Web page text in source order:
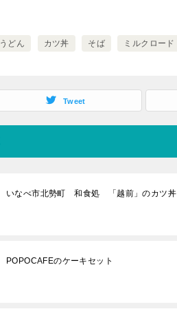
うどん カツ丼 そば ミルクロード
Tweet
いなべ市北勢町 和食処 「越前」のカツ丼
POPOCAFEのケーキセット